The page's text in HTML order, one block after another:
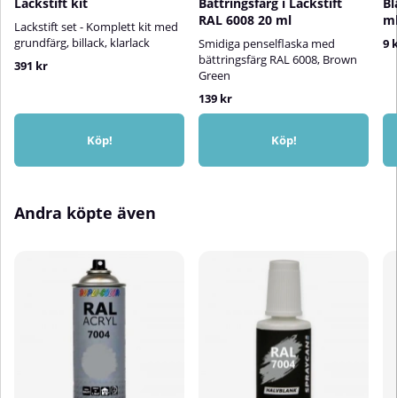
före användningTestspraya för
att kontrollera färg och
fästeSpraya i flera tunna,
korslagda lager från cirka 25 cm
avståndSkaka sprayburken
spraya upp och ner i 5
sekunder⚠️ Applicera inte på
syntetiska färger🎨 Färg på skärm
kan avvika från verklig kulör
Lackstift set - Komplett kit med
grundfärg, billack, klarlack
391 kr
Köp!
RAL 6008 20 ml
Smidiga penselflaska med
bättringsfärg RAL 6008, Brown
Green
139 kr
Köp!
9
Andra köpte även